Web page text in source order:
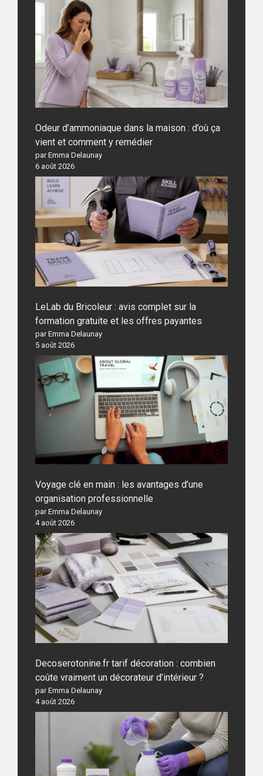
Odeur d’ammoniaque dans la maison : d’où ça
vient et comment y remédier
par Emma Delaunay
6 août 2026
LeLab du Bricoleur : avis complet sur la
formation gratuite et les offres payantes
par Emma Delaunay
5 août 2026
Voyage clé en main : les avantages d’une
organisation professionnelle
par Emma Delaunay
4 août 2026
Decoserotonine.fr tarif décoration : combien
coûte vraiment un décorateur d’intérieur ?
par Emma Delaunay
4 août 2026